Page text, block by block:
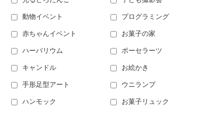
動物イベント プログラミング
赤ちゃんイベント お菓子の家
ハーバリウム ポーセラーツ
キャンドル お絵かき
手形足型アート ウニランプ
ハンモック お菓子リュック